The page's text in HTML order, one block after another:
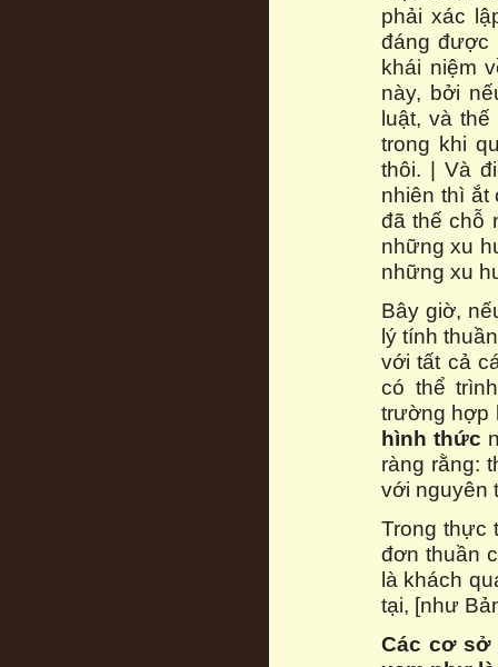
phải xác
đáng được
khái niệm
này, bởi
luật, và
trong khi
thôi. | Và
nhiên thì ắt
đã thế chỗ
những xu
những xu
Bây giờ,
lý tính
với tất cả
có thể
trường hợp
hình thức
ràng rằng:
với nguyên
Trong thực
đơn thuần
là khách
tại, [như
Các cơ sở